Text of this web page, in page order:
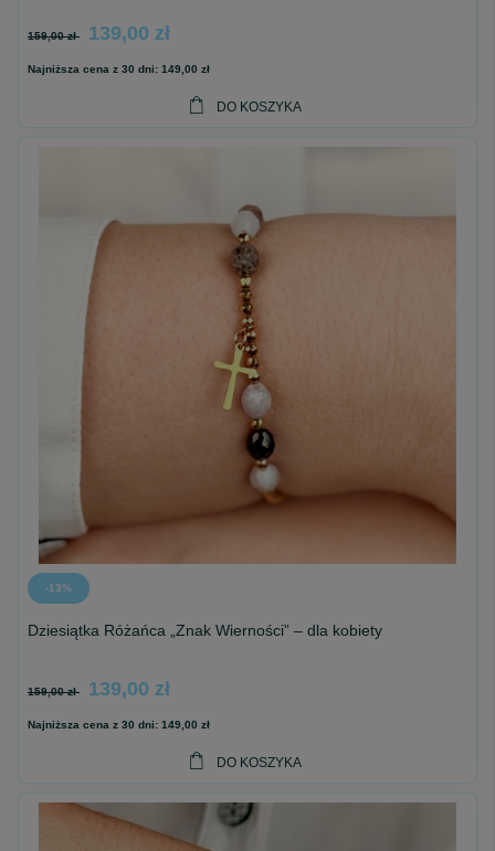
159,00 zł 139,00 zł
Najniższa cena z 30 dni: 149,00 zł
DO KOSZYKA
-13%
Dziesiątka Różańca „Znak Wierności” – dla kobiety
159,00 zł 139,00 zł
Najniższa cena z 30 dni: 149,00 zł
DO KOSZYKA